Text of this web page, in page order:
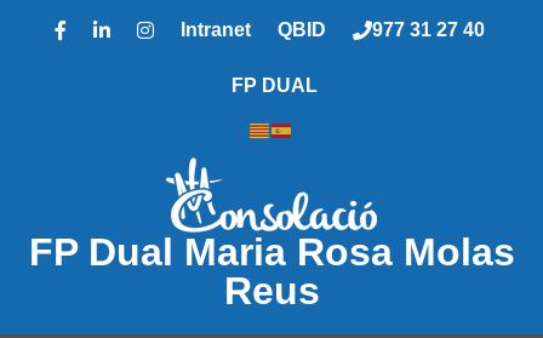
Intranet QBID 977 31 27 40
FP DUAL
FP Dual Maria Rosa Molas
Reus